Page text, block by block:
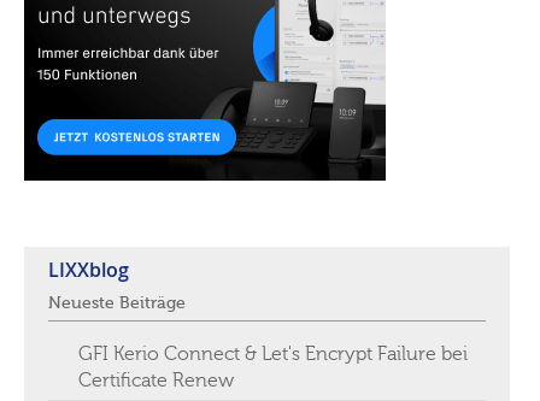
LIXXblog
Neueste Beiträge
GFI Kerio Connect & Let's Encrypt Failure bei
Certificate Renew